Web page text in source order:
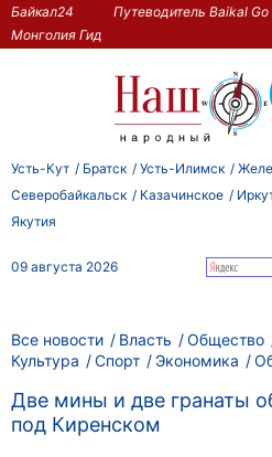
Байкал24 Путеводитель Baikal Go
Монголия Гид
Усть-Кут Братск Усть-Илимск
Северобайкальск
Казачинское
Якутия
09 августа 2026
Все новости Власть Общество
Культура Спорт Экономика
Две мины и две гранаты
под Киренском